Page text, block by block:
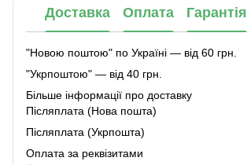
Доставка Оплата Гарантія
"Новою поштою" по Україні — від 60 грн.
"Укрпоштою" — від 40 грн.
Більше інформації про доставку
Післяплата (Нова пошта)
Післяплата (Укрпошта)
Оплата за реквізитами